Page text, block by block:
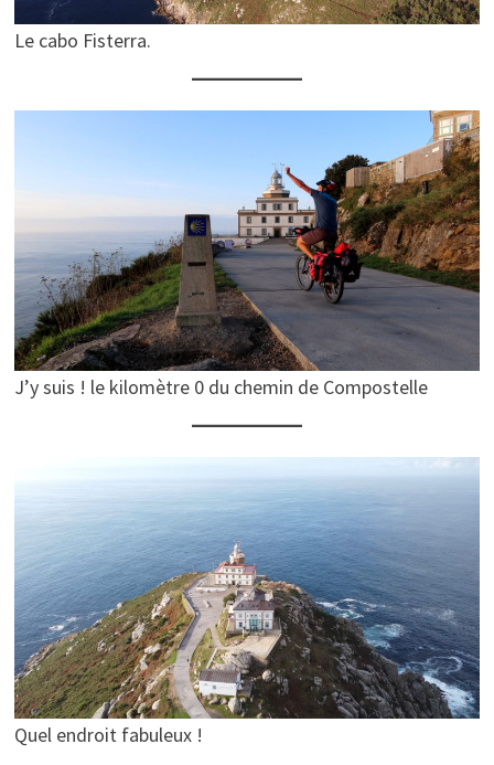
Le cabo Fisterra.
J’y suis ! le kilomètre 0 du chemin de Compostelle
Quel endroit fabuleux !